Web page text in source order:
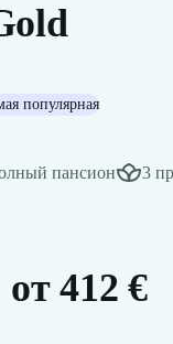
популярная
пансион 3
от 412 €